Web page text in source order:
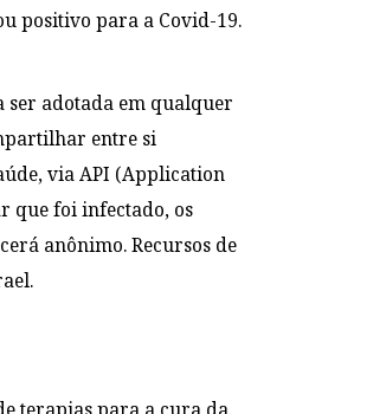
positivo para a Covid-19.
ser adotada em qualquer
entre si
via API (Application
que foi infectado, os
anônimo. Recursos de